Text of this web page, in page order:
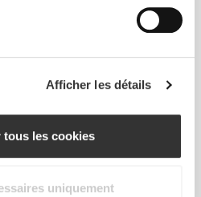
Afficher les détails
tous les cookies
uniquement
et échangés contre des cadeaux sur
figurent pas dans l'historique des
raisons suivantes:
et ne sont donc plus affichés dans
donc plus affichés dans l'historique
de la commande a été traité, les